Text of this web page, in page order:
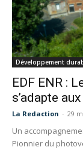
Développement
EDF ENR :
s’adapte
La Redaction - 29
Un
Pionnier du